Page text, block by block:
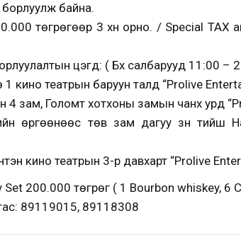
байна.
төгрөгөөр 3 хүн орно. / Special TAX
цэгүүд: ( Бүх салбарууд 11:00
1 кино театрын баруун талд “Prolive
4 зам, Голомт хотхоны замын чанх урд
өргөөнөөс төв зам дагуу зүүн тийш
кино театрын 3-р давхарт “Prolive
Set 200.000 төгрөг ( 1 Bourbon whiskey, 6
89119015, 89118308